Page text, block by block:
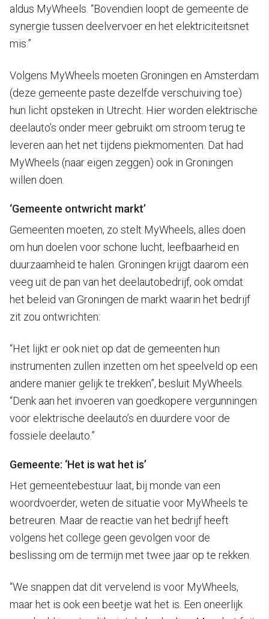
aldus MyWheels. “Bovendien loopt de gemeente de
synergie tussen deelvervoer en het elektriciteitsnet
mis.”
Volgens MyWheels moeten Groningen en Amsterdam
(deze gemeente paste dezelfde verschuiving toe)
hun licht opsteken in Utrecht. Hier worden elektrische
deelauto’s onder meer gebruikt om stroom terug te
leveren aan het net tijdens piekmomenten. Dat had
MyWheels (naar eigen zeggen) ook in Groningen
willen doen.
‘Gemeente ontwricht markt’
Gemeenten moeten, zo stelt MyWheels, alles doen
om hun doelen voor schone lucht, leefbaarheid en
duurzaamheid te halen. Groningen krijgt daarom een
veeg uit de pan van het deelautobedrijf, ook omdat
het beleid van Groningen de markt waarin het bedrijf
zit zou ontwrichten:
“Het lijkt er ook niet op dat de gemeenten hun
instrumenten zullen inzetten om het speelveld op een
andere manier gelijk te trekken”, besluit MyWheels.
“Denk aan het invoeren van goedkopere vergunningen
voor elektrische deelauto’s en duurdere voor de
fossiele deelauto.”
Gemeente: ‘Het is wat het is’
Het gemeentebestuur laat, bij monde van een
woordvoerder, weten de situatie voor MyWheels te
betreuren. Maar de reactie van het bedrijf heeft
volgens het college geen gevolgen voor de
beslissing om de termijn met twee jaar op te rekken.
“We snappen dat dit vervelend is voor MyWheels,
maar het is ook een beetje wat het is. Een oneerlijk